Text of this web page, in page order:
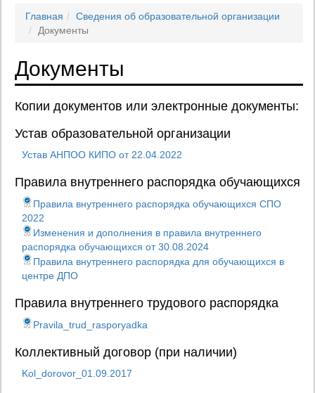
Главная
Сведения об образовательной организации
Документы
Документы
Копии документов или электронные документы:
Устав образовательной организации
Устав АНПОО КИПО от 22.04.2022
Правила внутреннего распорядка обучающихся
Правила внутреннего распорядка обучающихся СПО
2022
Изменения и дополнения в правила внутреннего
распорядка обучающихся от 30.08.2024
Правила внутреннего распорядка для обучающихся в
центре ДПО
Правила внутреннего трудового распорядка
Pravila_trud_rasporyadka
Коллективный договор (при наличии)
Kol_dorovor_01.09.2017